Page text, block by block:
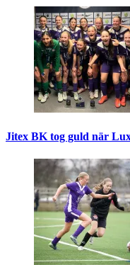
Jitex BK tog guld när